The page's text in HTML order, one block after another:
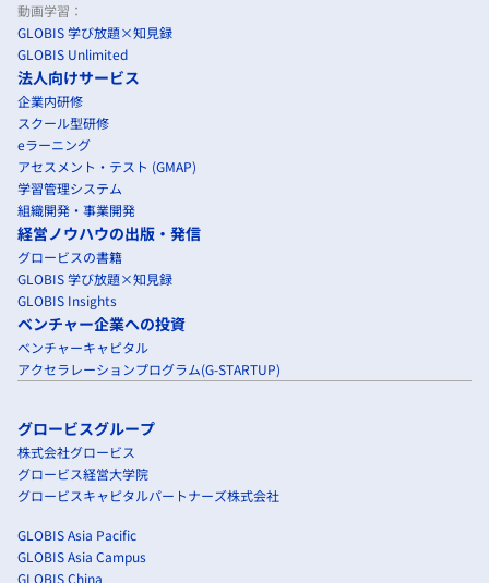
動画学習：
GLOBIS 学び放題×知見録
GLOBIS Unlimited
法人向けサービス
企業内研修
スクール型研修
eラーニング
アセスメント・テスト (GMAP)
学習管理システム
組織開発・事業開発
経営ノウハウの出版・発信
グロービスの書籍
GLOBIS 学び放題×知見録
GLOBIS Insights
ベンチャー企業への投資
ベンチャーキャピタル
アクセラレーションプログラム(G-STARTUP)
グロービスグループ
株式会社グロービス
グロービス経営大学院
グロービスキャピタルパートナーズ株式会社
GLOBIS Asia Pacific
GLOBIS Asia Campus
GLOBIS China